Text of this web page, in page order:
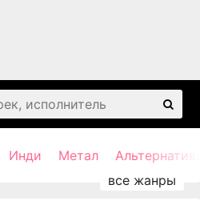
Инди Метал